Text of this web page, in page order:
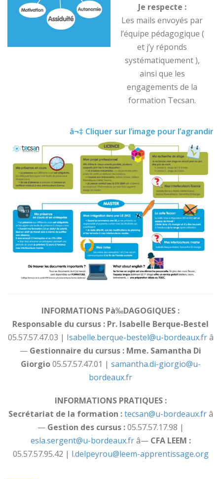
Je respecte :
Les mails envoyés par
l’équipe pédagogique (
et j’y réponds
systématiquement ),
ainsi que les
engagements de la
formation Tecsan.
â¬‡ Cliquer sur l’image pour l’agrandir
INFORMATIONS Pà‰DAGOGIQUES :
Responsable du cursus : Pr. Isabelle Berque-Bestel
05.57.57.47.03 | Isabelle.berque-bestel@u-bordeaux.frâ
— Gestionnaire du cursus : Mme. Samantha Di
Giorgio05.57.57.47.01 | samantha.di-giorgio@u-
bordeaux.fr
INFORMATIONS PRATIQUES :
Secrétariat de la formation : tecsan@u-bordeaux.frâ
— Gestion des cursus :05.57.57.17.98 |
esla.sergent@u-bordeaux.frâ— CFA LEEM :
05.57.57.95.42 | l.delpeyrou@leem-apprentissage.org